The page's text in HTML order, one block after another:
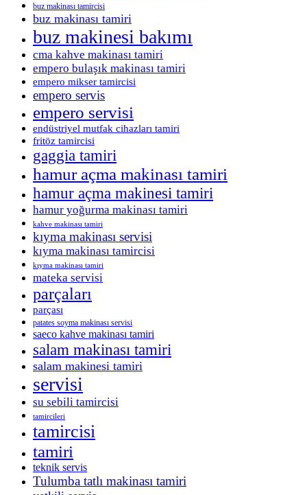
buz makinası tamircisi
buz makinası tamiri
buz makinesi bakımı
cma kahve makinası tamiri
empero bulaşık makinası tamiri
empero mikser tamircisi
empero servis
empero servisi
endüstriyel mutfak cihazları tamiri
fritöz tamircisi
gaggia tamiri
hamur açma makinası tamiri
hamur açma makinesi tamiri
hamur yoğurma makinası tamiri
kahve makinası tamiri
kıyma makinası servisi
kıyma makinası tamircisi
kıyma makinası tamiri
mateka servisi
parçaları
parçası
patates soyma makinası servisi
saeco kahve makinası tamiri
salam makinası tamiri
salam makinesi tamiri
servisi
su sebili tamircisi
tamircileri
tamircisi
tamiri
teknik servis
Tulumba tatlı makinası tamiri